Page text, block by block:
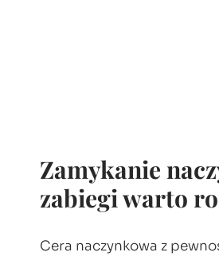
Zamykanie
zabiegi warto
Cera naczynkowa z